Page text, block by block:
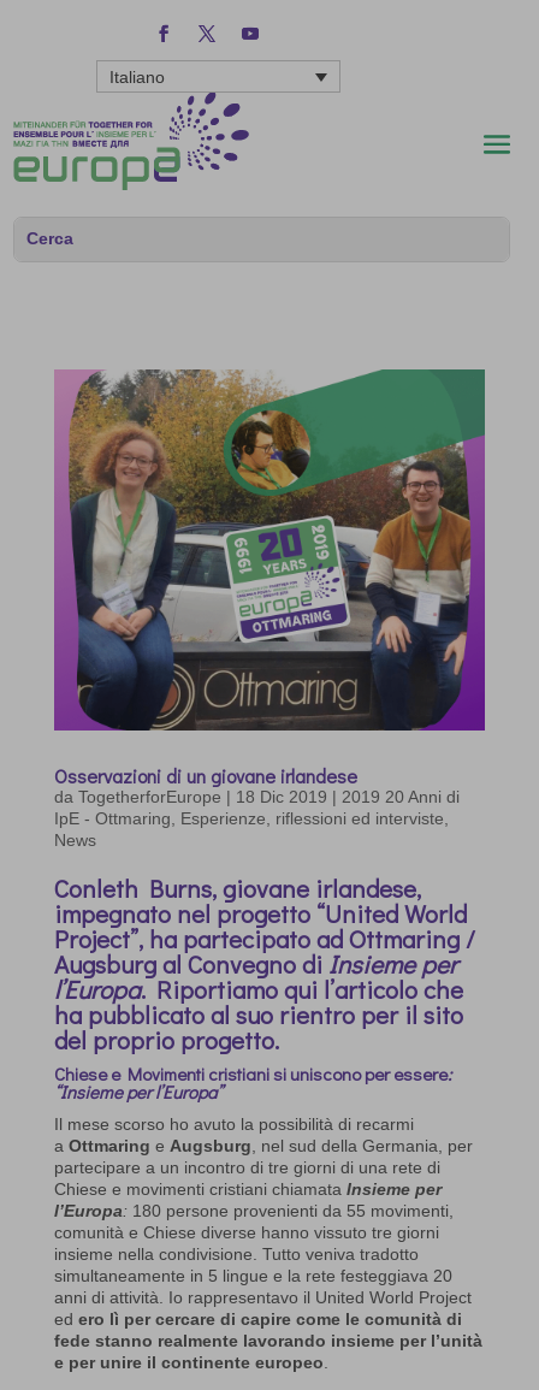
Italiano
Osservazioni di un giovane irlandese
da TogetherforEurope | 18 Dic 2019 | 2019 20 Anni di
IpE - Ottmaring, Esperienze, riflessioni ed interviste,
News
Conleth Burns, giovane irlandese,
impegnato nel progetto “United World
Project”, ha partecipato ad Ottmaring /
Augsburg al Convegno di Insieme per
l’Europa. Riportiamo qui l’articolo che
ha pubblicato al suo rientro per il sito
del proprio progetto.
Chiese e Movimenti cristiani si uniscono per essere:
“Insieme per l’Europa”
Il mese scorso ho avuto la possibilità di recarmi
a Ottmaring e Augsburg, nel sud della Germania, per
partecipare a un incontro di tre giorni di una rete di
Chiese e movimenti cristiani chiamata Insieme per
l’Europa: 180 persone provenienti da 55 movimenti,
comunità e Chiese diverse hanno vissuto tre giorni
insieme nella condivisione. Tutto veniva tradotto
simultaneamente in 5 lingue e la rete festeggiava 20
anni di attività. Io rappresentavo il United World Project
ed ero lì per cercare di capire come le comunità di
fede stanno realmente lavorando insieme per l’unità
e per unire il continente europeo.